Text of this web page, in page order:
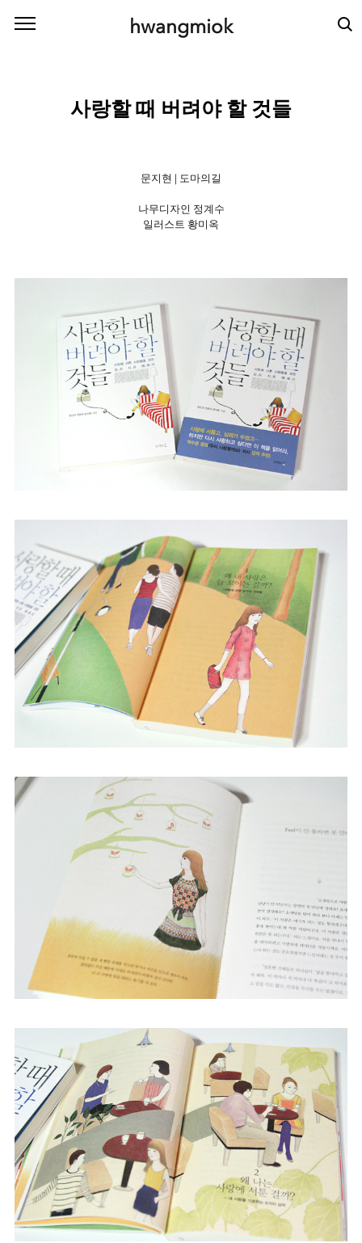
hwangmiok
사랑할 때 버려야 할 것들
문지현 | 도마의길
나무디자인 정계수
일러스트 황미옥